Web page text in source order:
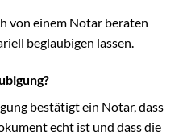
von einem Notar beraten
beglaubigen lassen.
bestätigt ein Notar, dass
echt ist und dass die